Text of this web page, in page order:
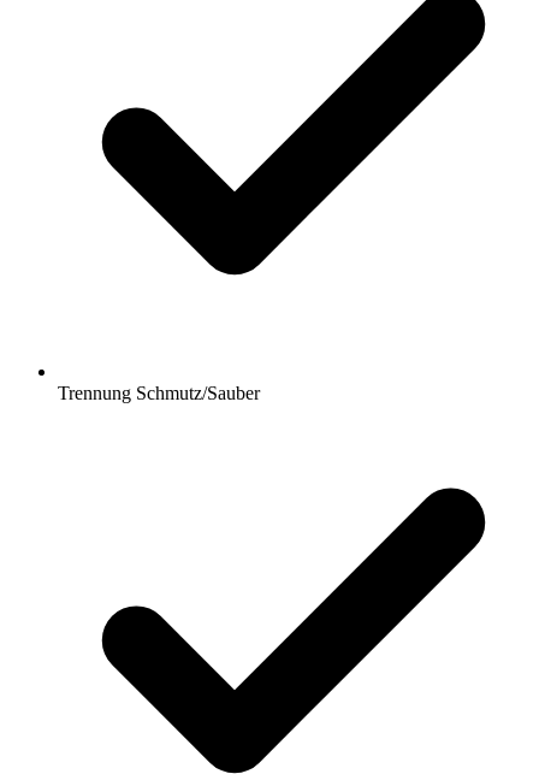
Trennung Schmutz/Sauber